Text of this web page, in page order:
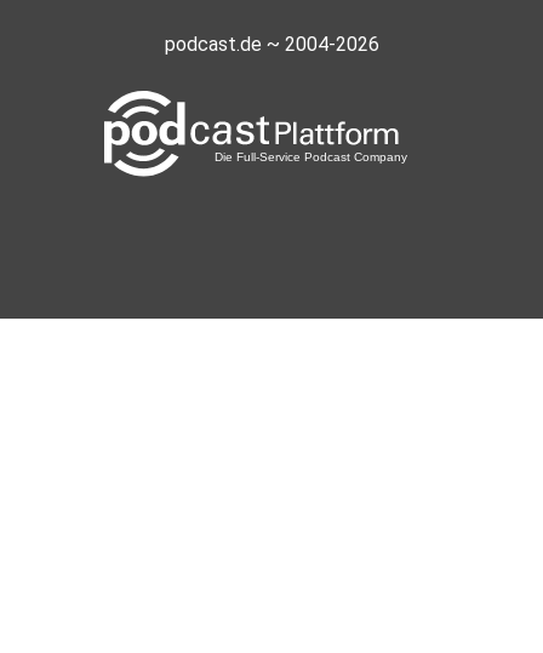
podcast.de ~ 2004-2026